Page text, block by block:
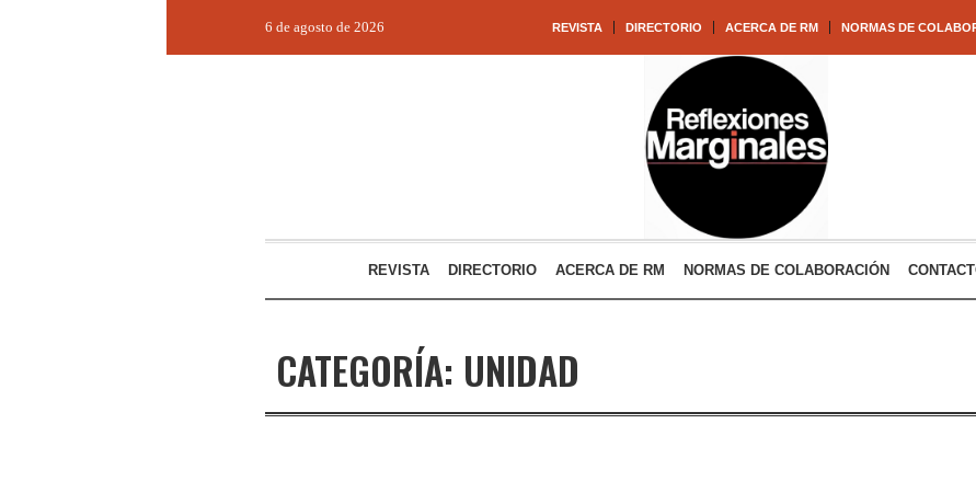
REVISTA DIRECTORIO ACERCA DE RM NORMAS DE
6 de agosto de 2026
REVISTA DIRECTORIO ACERCA DE RM NORMAS DE COLABORACIÓN
CATEGORÍA: UNIDAD